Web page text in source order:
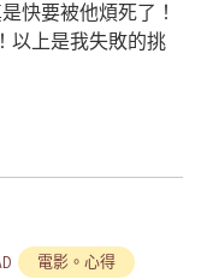
快要被他煩死了！
以上是我失敗的挑
電影。心得